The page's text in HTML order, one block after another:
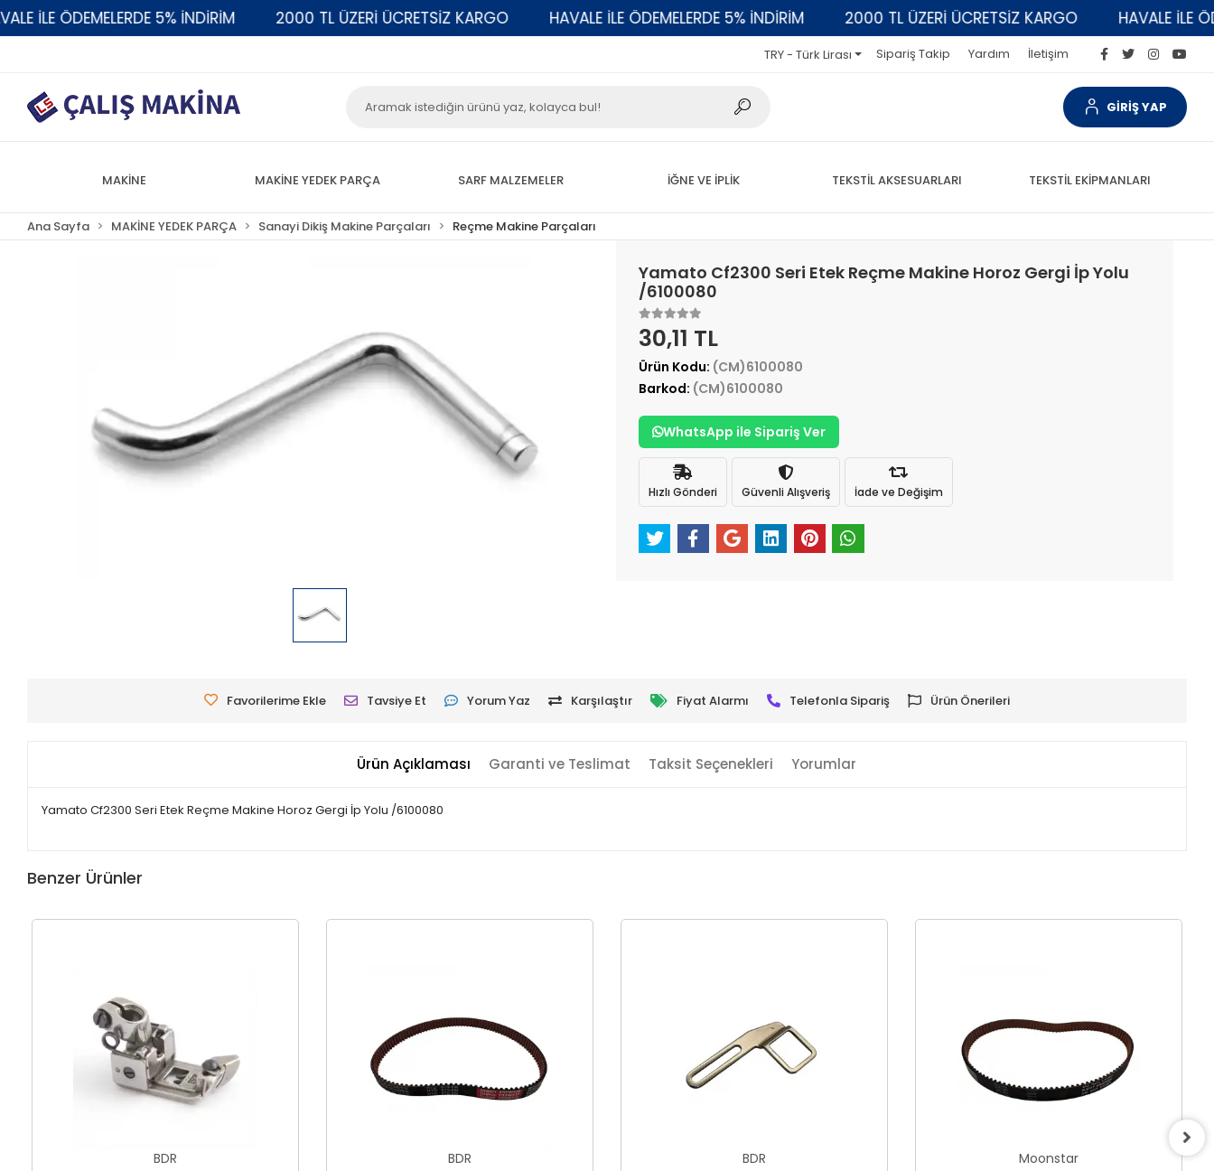
ÖDEMELERDE 5% İNDİRİM 2000 TL ÜZERİ ÜCRETSİZ KARGO HAVALE İLE ÖDEMELERDE 5% İNDİRİM 2000 TL ÜZERİ ÜCRETSİZ KARGO HAVALE İLE
TRY - Türk Lirası Sipariş Takip Yardım İletişim
GİRİŞ YAP
MAKİNE MAKİNE YEDEK PARÇA SARF MALZEMELER İĞNE VE İPLİK TEKSTİL AKSESUARLARI TEKSTİL EKİPMANLARI
Ana Sayfa MAKİNE YEDEK PARÇA Sanayi Dikiş Makine Parçaları Reçme Makine Parçaları
Yamato Cf2300 Seri Etek Reçme Makine Horoz Gergi İp Yolu
/6100080
30,11 TL
Ürün Kodu: (CM)6100080
Barkod: (CM)6100080
WhatsApp ile Sipariş Ver
Hızlı Gönderi Güvenli Alışveriş İade ve Değişim
Favorilerime Ekle Tavsiye Et Yorum Yaz Karşılaştır Fiyat Alarmı Telefonla Sipariş Ürün Önerileri
Ürün Açıklaması Garanti ve Teslimat Taksit Seçenekleri Yorumlar
Yamato Cf2300 Seri Etek Reçme Makine Horoz Gergi İp Yolu /6100080
Benzer Ürünler
BDR BDR BDR Moonstar